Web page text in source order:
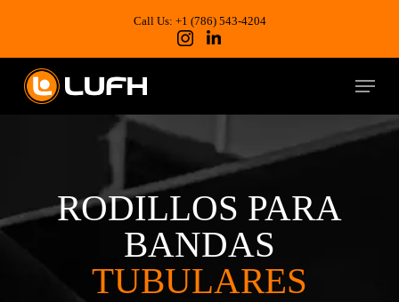
Call Us: +1 (786) 543-4204
Menu
RODILLOS PARA
BANDAS
TUBULARES